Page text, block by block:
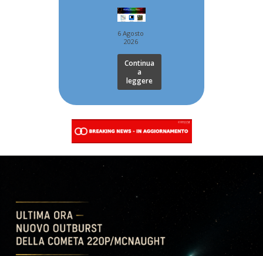
6 Agosto
2026
Continua
a
leggere